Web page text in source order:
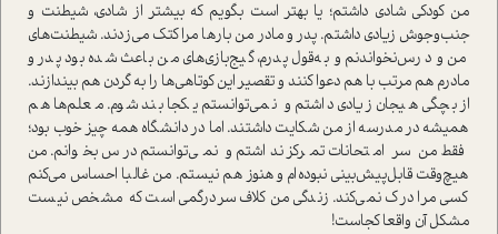
من کودکی شادی داشتم؛ یا بهتر است بگویم که بیشتر از شادی، شیطنت و
جنب‌وجوش زیادی داشتم. پدر و مادر من بارها مرا کتک می‌زدند. شیطنت‌های
من و درس‌نخواندنم و به‌قول پدرم، گیج‌بازی‌های من باعث شده بود پدر و
مادرم هم مرتب با هم دعوا کنند و تقصیر این کوتاهی‌ها را به گردن هم بیندازند.
از بچگی هیجان زیادی داشتم و نمی‌توانستم یکجا بند شوم. معلم‌ها هم
همیشه در مدرسه از من شکایت داشتند. اما در دانشگاه همه چیز خوب بود؛
فقط من سر امتحانات تمرکز نداشتم و نمی‌توانستم درس بخوانم. من
هیچ‌وقت قابل‌پیش‌بینی نبوده‌ام و هنوز هم نیستم. من غالبا احساس می‌کنم
کسی مرا درک نمی‌کند. زندگی من کلاف سردرگمی است که مشخص نیست
مشکل آن واقعا کجاست!